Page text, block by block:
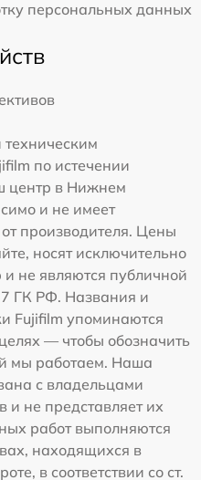
персональных данных
по истечении
центр в Нижнем
и не имеет
производителя. Цены
носят исключительно
не являются публичной
ГК РФ. Названия и
Fujifilm упоминаются
— чтобы обозначить
мы работаем. Наша
с владельцами
и не представляет их
работ выполняются
находящихся в
в соответствии со ст.